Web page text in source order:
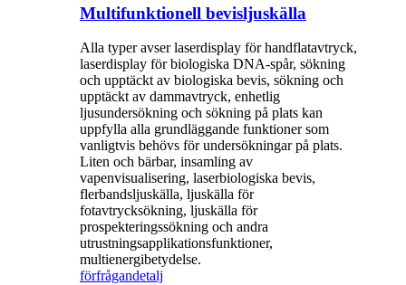
Multifunktionell bevisljuskälla
Alla typer avser laserdisplay för handflatavtryck,
laserdisplay för biologiska DNA-spår, sökning
och upptäckt av biologiska bevis, sökning och
upptäckt av dammavtryck, enhetlig
ljusundersökning och sökning på plats kan
uppfylla alla grundläggande funktioner som
vanligtvis behövs för undersökningar på plats.
Liten och bärbar, insamling av
vapenvisualisering, laserbiologiska bevis,
flerbandsljuskälla, ljuskälla för
fotavtrycksökning, ljuskälla för
prospekteringssökning och andra
utrustningsapplikationsfunktioner,
multienergibetydelse.
förfrågandetalj